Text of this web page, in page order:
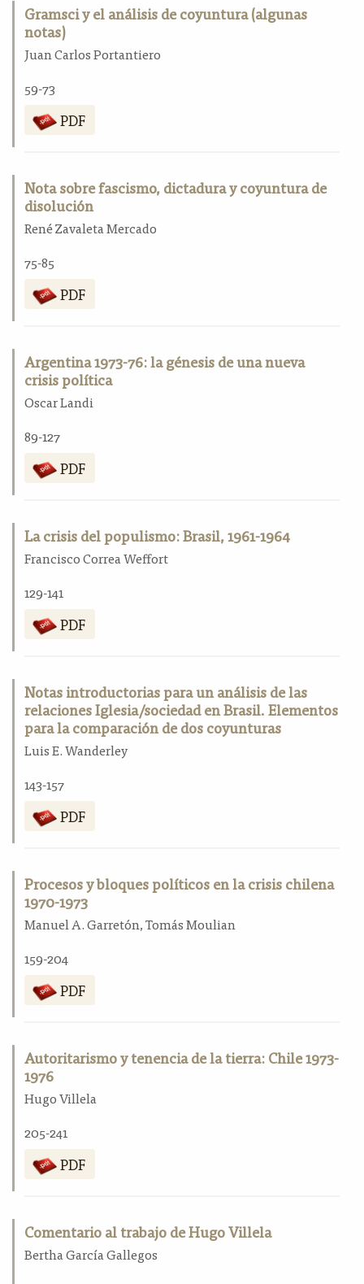
Gramsci y el análisis de coyuntura (algunas
notas)
Juan Carlos Portantiero
59-73
PDF
Nota sobre fascismo, dictadura y coyuntura de
disolución
René Zavaleta Mercado
75-85
PDF
Argentina 1973-76: la génesis de una nueva
crisis política
Oscar Landi
89-127
PDF
La crisis del populismo: Brasil, 1961-1964
Francisco Correa Weffort
129-141
PDF
Notas introductorias para un análisis de las
relaciones Iglesia/sociedad en Brasil. Elementos
para la comparación de dos coyunturas
Luis E. Wanderley
143-157
PDF
Procesos y bloques políticos en la crisis chilena
1970-1973
Manuel A. Garretón, Tomás Moulian
159-204
PDF
Autoritarismo y tenencia de la tierra: Chile 1973-
1976
Hugo Villela
205-241
PDF
Comentario al trabajo de Hugo Villela
Bertha García Gallegos